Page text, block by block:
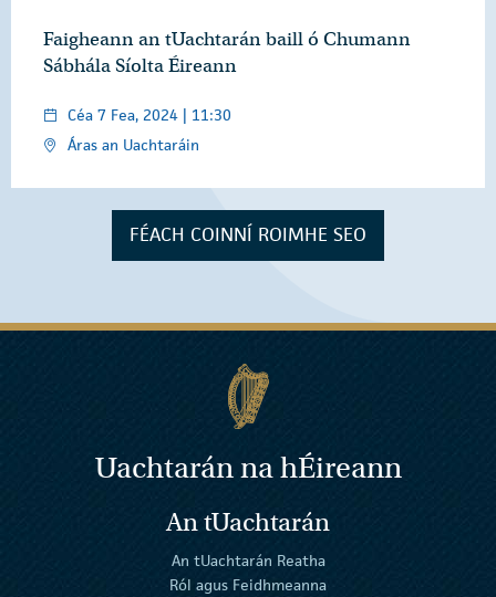
Faigheann an tUachtarán baill ó Chumann
Sábhála Síolta Éireann
Céa 7 Fea, 2024 | 11:30
Áras an Uachtaráin
FÉACH COINNÍ ROIMHE SEO
Uachtarán nahÉireann
An tUachtarán
An tUachtarán Reatha
Ról agus Feidhmeanna